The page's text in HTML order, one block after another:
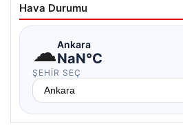
Hava Durumu
☁Ankara
NaN°C
ŞEHIR SEÇ